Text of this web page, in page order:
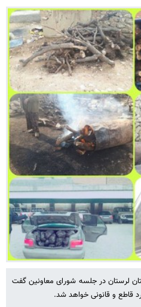
لرستان در جلسه شورای معاونین گفت
قاطع و قانونی خواهد شد.